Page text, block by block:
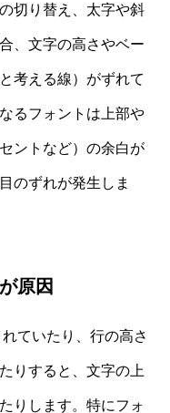
切り替え、太字や斜
、文字の高さやベー
考える線）がずれて
るフォントは上部や
ントなど）の余白が
のずれが発生しま
原因
ていたり、行の高さ
りすると、文字の上
りします。特にフォ